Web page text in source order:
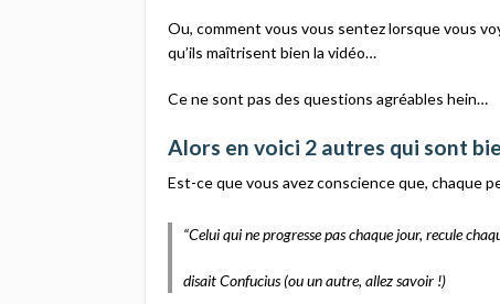
Ou, comment vous vous sentez lorsque vous
qu’ils maîtrisent bien la vidéo…
Ce ne sont pas des questions agréables hein…
Alors en voici 2 autres qui sont
Est-ce que vous avez conscience que, chaque
“Celui qui ne progresse pas chaque jour, recule
disait Confucius (ou un autre, allez savoir !)